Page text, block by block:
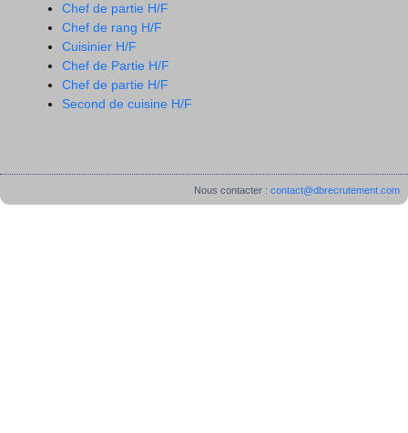
Chef de partie H/F
Chef de rang H/F
Cuisinier H/F
Chef de Partie H/F
Chef de partie H/F
Second de cuisine H/F
Nous contacter :contact@dbrecrutement.com